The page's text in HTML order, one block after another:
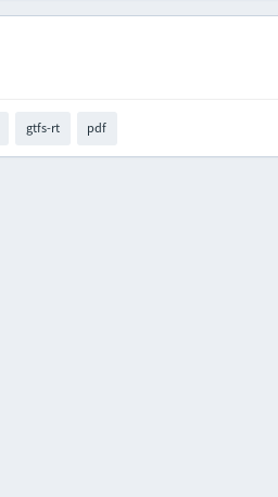
gtfs-rt pdf